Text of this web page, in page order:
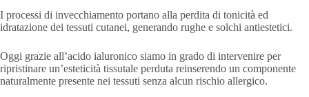
I processi di invecchiamento portano alla perdita di tonicità ed
idratazione dei tessuti cutanei, generando rughe e solchi antiestetici.
Oggi grazie all’acido ialuronico siamo in grado di intervenire per
ripristinare un’esteticità tissutale perduta reinserendo un componente
naturalmente presente nei tessuti senza alcun rischio allergico.